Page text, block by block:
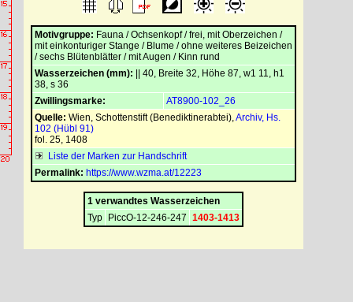
Motivgruppe: Fauna / Ochsenkopf / frei, mit Oberzeichen /
mit einkonturiger Stange / Blume / ohne weiteres Beizeichen
/ sechs Blütenblätter / mit Augen / Kinn rund
Wasserzeichen (mm): || 40, Breite 32, Höhe 87, w1 11, h1
38, s 36
Zwillingsmarke:
AT8900-102_26
Quelle: Wien, Schottenstift (Benediktinerabtei),Archiv, Hs.
102 (Hübl 91)
fol. 25, 1408
Liste der Marken zur Handschrift
Permalink: https://www.wzma.at/12223
1 verwandtes Wasserzeichen
Typ
PiccO-12-246-247 1403-1413